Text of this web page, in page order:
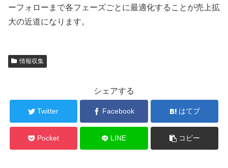
ーフォローまで各フェーズごとに最適化することが売上拡
大の近道になります。
情報収集
シェアする
Twitter Facebook はてブ
Pocket LINE コピー